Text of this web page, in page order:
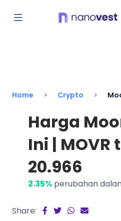
Home Crypto
Harga
Ini | MOVR
20.966
2.35% perubahan
Share: